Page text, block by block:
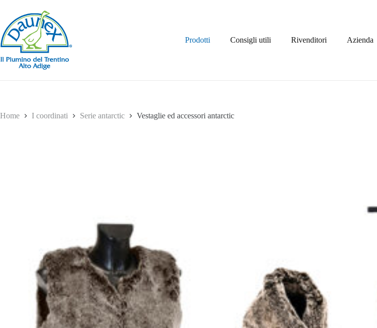
contenuto
Prodotti Consigli utili Rivenditori Azienda
Home I coordinati Serie antarctic Vestaglie ed accessori antarctic